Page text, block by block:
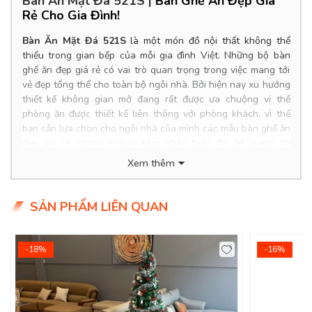
Rẻ Cho Gia Đình!
Bàn Ăn Mặt Đá 521Slà một món đồ nội thất không thể
thiếu trong gian bếp của mỗi gia đình Việt. Những bộ bàn
ghế ăn đẹp giá rẻ có vai trò quan trọng trong việc mang tới
vẻ đẹp tổng thể cho toàn bộ ngôi nhà. Bởi hiện nay xu hướng
thiết kế không gian mở đang rất được ưa chuộng vị thế
phòng ăn được thiết kế liên thông với phòng khách, vì thế
bạn cần lựa chọn cho ngôi nhà của mình các mẫu bàn ghế ăn
không gian hoàn hảo nhất. Để tìm ra được một bộ bàn ăn
điển? Chọn chất liệu bộ bàn ghế ăn cơm như thế nào? Dùng
bàn ăn cao cấp chọn bộ bàn ăn 6 ghế hiện đại hay 4 ghế, 8
nhiêu?...
Product Info
Kích thước bàn:1.4*0.8*0.75m
Xem thêm
SẢN PHẨM LIÊN QUAN
-18% -16%